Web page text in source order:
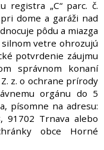
registra „C“ parc. č.
dome a garáži nad
pôdu a miazga
vetre ohrozujú
potvrdenie záujmu
správnom konaní
z. o ochrane prírody
orgánu do 5
písomne na adresu:
91702 Trnava alebo
obce Horné